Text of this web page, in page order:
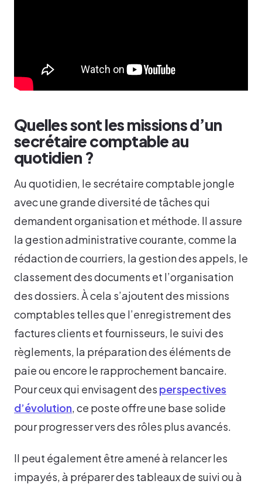
Quelles sont les missions d’un
secrétaire comptable au
quotidien ?
Au quotidien, le secrétaire comptable jongle
avec une grande diversité de tâches qui
demandent organisation et méthode. Il assure
la gestion administrative courante, comme la
rédaction de courriers, la gestion des appels, le
classement des documents et l’organisation
des dossiers. À cela s’ajoutent des missions
comptables telles que l’enregistrement des
factures clients et fournisseurs, le suivi des
règlements, la préparation des éléments de
paie ou encore le rapprochement bancaire.
Pour ceux qui envisagent des perspectives
d’évolution, ce poste offre une base solide
pour progresser vers des rôles plus avancés.
Il peut également être amené à relancer les
impayés, à préparer des tableaux de suivi ou à